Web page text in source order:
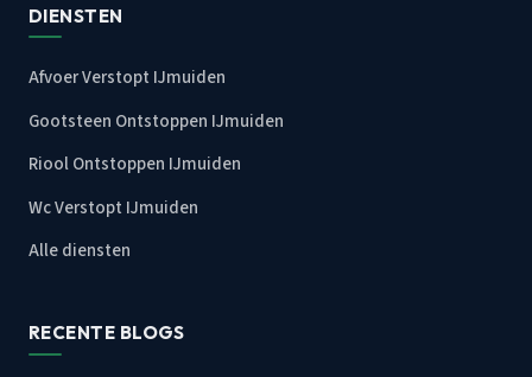
DIENSTEN
Afvoer Verstopt IJmuiden
Gootsteen Ontstoppen IJmuiden
Riool Ontstoppen IJmuiden
Wc Verstopt IJmuiden
Alle diensten
RECENTE BLOGS